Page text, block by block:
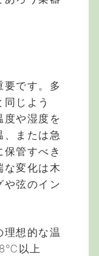
要です。多
じよう
度や湿度を
、または急
管すべき
な変化は木
や弦のイン
理想的な温
以上